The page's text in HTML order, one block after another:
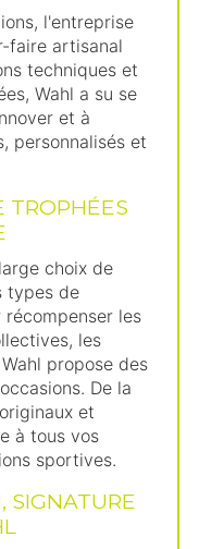
l'entreprise
faire artisanal
techniques et
Wahl a su se
et à
personnalisés et
TROPHÉES
choix de
types de
les
les
propose des
De la
et
à tous vos
sportives.
SIGNATURE